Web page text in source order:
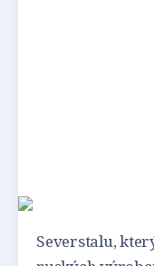
Severstalu,